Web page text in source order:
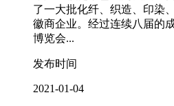
了一大批化纤、织造、印染
徽商企业。经过连续八届的
博览会...
发布时间
2021-01-04